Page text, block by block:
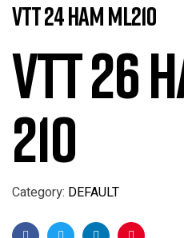
VTT 24 HAM ML210
VTT 26
210
Category: DEFAULT